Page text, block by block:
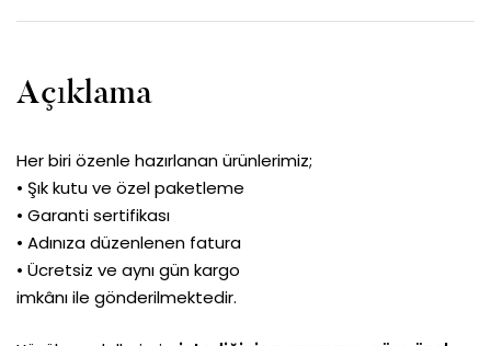
Açıklama
Her biri özenle hazırlanan ürünlerimiz;
• Şık kutu ve özel paketleme
• Garanti sertifikası
• Adınıza düzenlenen fatura
• Ücretsiz ve aynı gün kargo
imkânı ile gönderilmektedir.